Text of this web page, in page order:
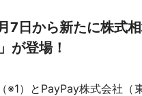
日から新たに株式
が登場！
）とPayPay株式会社（